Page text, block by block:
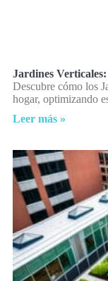
Jardines
Descubre cómo los
hogar, optimizando
Leer más »